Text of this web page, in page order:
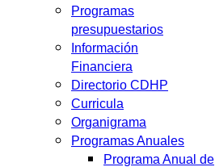
Programas
presupuestarios
Información
Financiera
Directorio CDHP
Curricula
Organigrama
Programas Anuales
Programa Anual de